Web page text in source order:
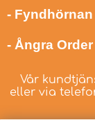
- Fyndhörnan
- Ångra Order
Vår
eller via